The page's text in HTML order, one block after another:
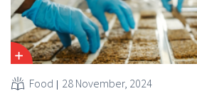
Food 28 November, 2024